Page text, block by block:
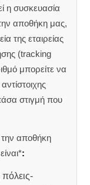
η συσκευασία
αποθήκη μας,
της εταιρείας
(tracking
μπορείτε να
στιγμή που
αποθήκη
: